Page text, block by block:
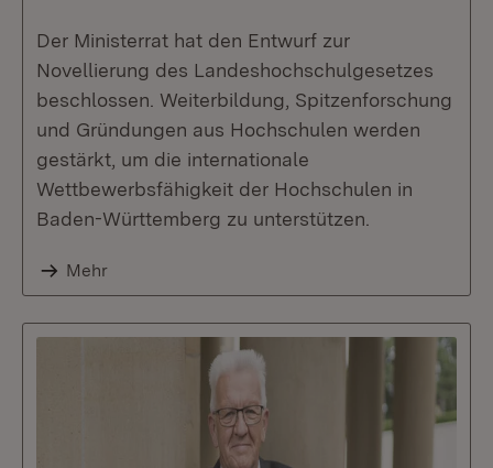
Der Ministerrat hat den Entwurf zur
Novellierung des Landeshochschulgesetzes
beschlossen. Weiterbildung, Spitzenforschung
und Gründungen aus Hochschulen werden
gestärkt, um die internationale
Wettbewerbsfähigkeit der Hochschulen in
Baden-Württemberg zu unterstützen.
Mehr